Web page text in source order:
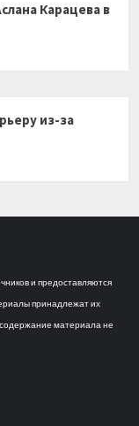
Карацева в
из-за
и предоставляются
принадлежат их
материала не